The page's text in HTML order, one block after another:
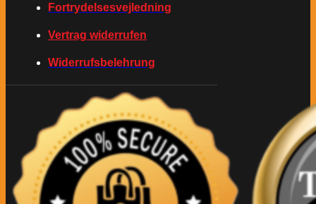
Fortrydelsesvejledning
Vertrag widerrufen
Widerrufsbelehrung